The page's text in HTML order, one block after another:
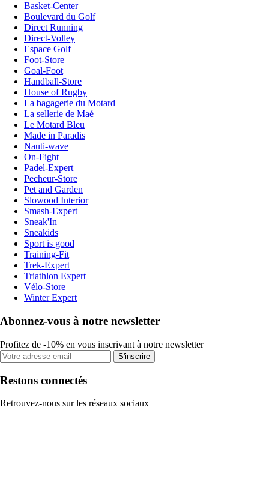
Basket-Center
Boulevard du Golf
Direct Running
Direct-Volley
Espace Golf
Foot-Store
Goal-Foot
Handball-Store
House of Rugby
La bagagerie du Motard
La sellerie de Maé
Le Motard Bleu
Made in Paradis
Nauti-wave
On-Fight
Padel-Expert
Pecheur-Store
Pet and Garden
Slowood Interior
Smash-Expert
Sneak'In
Sneakids
Sport is good
Training-Fit
Trek-Expert
Triathlon Expert
Vélo-Store
Winter Expert
Abonnez-vous à notre newsletter
Profitez de -10% en vous inscrivant à notre newsletter
S'inscrire
Restons connectés
Retrouvez-nous sur les réseaux sociaux